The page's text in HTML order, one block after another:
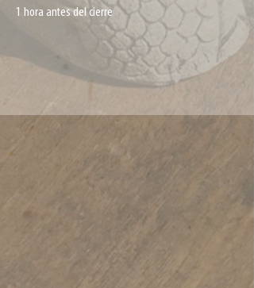
1 hora antes del cierre